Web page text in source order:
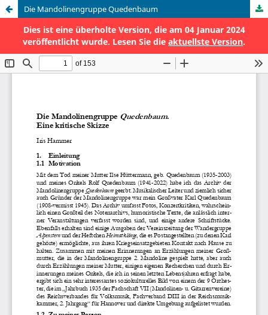
Die Mandolinengruppe Quedenbaum
Dies ist eine überholte Version, die am 04 Januar 2024
veröffentlicht wurde. Lesen Sie die aktuellste Version.